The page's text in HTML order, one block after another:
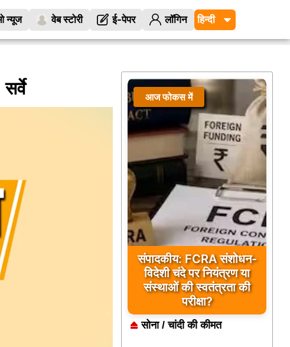
न्यूज वेब स्टोरी ई-पेपर लॉगिन
आज फोकस में
संपादकीय: FCRA संशोधन-
विदेशी चंदे पर नियंत्रण या
संस्थाओं की स्वतंत्रता की
परीक्षा?
सोना / चांदी की कीमत